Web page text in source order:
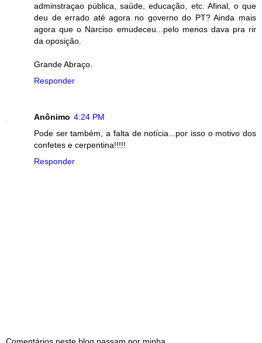
adminstraçao pública, saúde, educação, etc. Afinal, o que
deu de errado até agora no governo do PT? Ainda mais
agora que o Narciso emudeceu...pelo menos dava pra rir
da oposição.
Grande Abraço.
Responder
Anônimo 4:24 PM
Pode ser também, a falta de notícia...por isso o motivo dos
confetes e cerpentina!!!!!
Responder
Comentários neste blog passam por minha